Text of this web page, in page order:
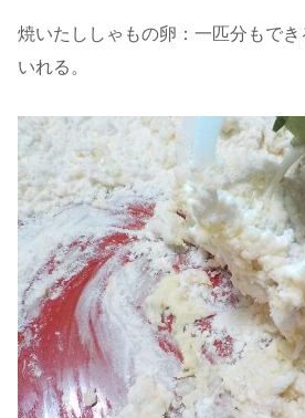
焼いたししゃもの卵：一匹分もで
いれる。